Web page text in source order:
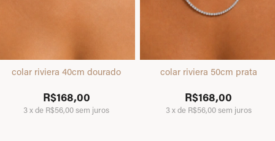
colar riviera 40cm dourado
R$168,00
3xde R$56,00sem juros
colar riviera 50cm prata
R$168,00
3xde R$56,00sem juros